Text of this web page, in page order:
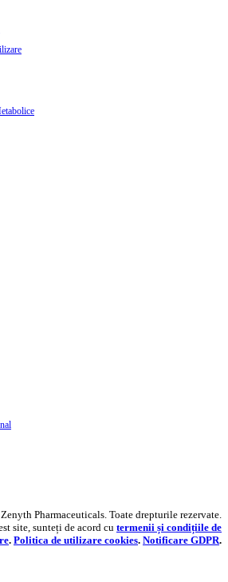
Pharmaceuticals. Toate drepturile rezervate.
site, sunteți de acord cu termenii și condițiile de
. Politica de utilizare cookies. Notificare GDPR.